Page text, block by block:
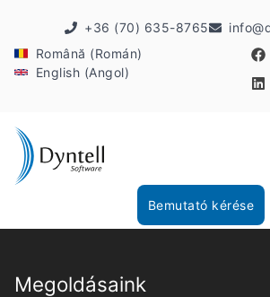
+36 (70) 635-8765
Română (Román)
English (Angol)
Bemutató kérése
Megoldásaink